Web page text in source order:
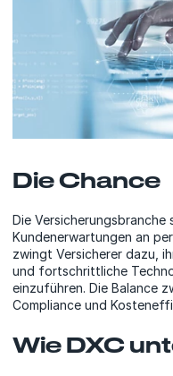
Die Chance
Die
Kundenerwartungen an
zwingt Versicherer dazu,
und fortschrittliche
einzuführen. Die Balance
Compliance und
Wie DXC